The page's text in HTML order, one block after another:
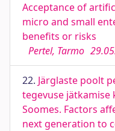
Acceptance of
micro and small
benefits or risks
Pertel, Tarmo
22. Järglaste poolt
tegevuse
Soomes. Factors
next generation to